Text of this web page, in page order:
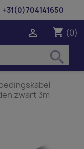
+31(0)704141650
shopping_cart (0)

search
zwart 3m